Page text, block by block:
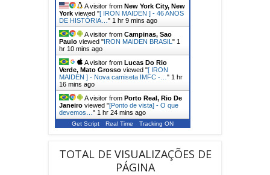
A visitor from New York City, New
York viewed "[ IRON MAIDEN ] - 46 ANOS
DE HISTÓRIA… " 1 hr 9 mins ago
A visitor from Campinas, Sao
Paulo viewed "IRON MAIDEN BRASIL " 1
hr 10 mins ago
A visitor from Lucas Do Rio
Verde, Mato Grosso viewed "[ IRON
MAIDEN ] - Nova camiseta IMFC -… " 1 hr
16 mins ago
A visitor from Porto Real, Rio De
Janeiro viewed "[Ponto de vista] - O que
devemos… " 1 hr 24 mins ago
Get Script Real Time Tracking ON
TOTAL DE VISUALIZAÇÕES DE
PÁGINA